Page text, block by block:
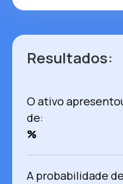
Resultados:
O ativo
de:
%
A probabilidade